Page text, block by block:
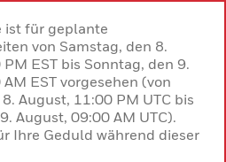
ist für geplante
von Samstag, den 8.
EST bis Sonntag, den 9.
EST vorgesehen (von
August, 11:00 PM UTC bis
August, 09:00 AM UTC).
Ihre Geduld während dieser